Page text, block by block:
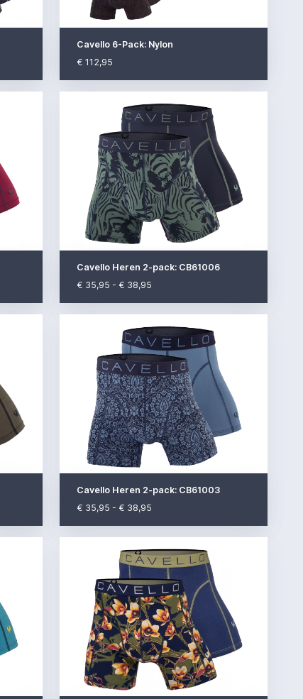
Cavello 6-Pack: Nylon
€ 112,95
Cavello Heren 2-pack: CB61006
€ 35,95 - € 38,95
Cavello Heren 2-pack: CB61003
€ 35,95 - € 38,95